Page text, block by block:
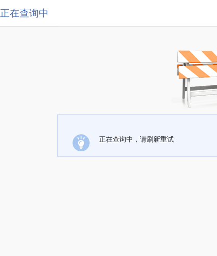
正在查询中
正在查询中，请刷新重试